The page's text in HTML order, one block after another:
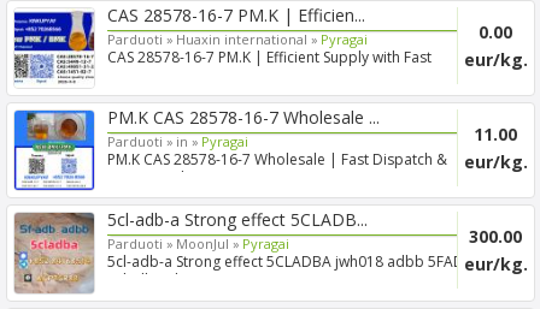
CAS 28578-16-7 PM.K | Efficien...
Parduoti »Huaxin international »Pyragai
CAS 28578-16-7 PM.K | Efficient Supply with Fast
0.00
eur/kg.
PM.K CAS 28578-16-7 Wholesale ...
Parduoti » in » Pyragai
PM.K CAS 28578-16-7 Wholesale | Fast Dispatch &
Secure Packa...
11.00
eur/kg.
5cl-adb-a Strong effect 5CLADB...
Parduoti » MoonJul » Pyragai
5cl-adb-a Strong effect 5CLADBA jwh018 adbb 5FADB
5cladb Tel...
300.00
eur/kg.